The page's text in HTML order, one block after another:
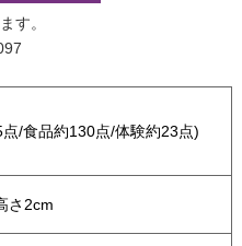
す。
/食品約130点/体験約23点)
さ2cm